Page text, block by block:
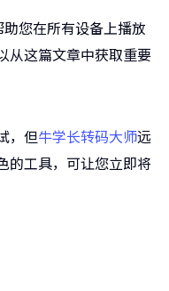
您在所有设备上播放
从这篇文章中获取重要
，但牛学长转码大师远
的工具，可让您立即将